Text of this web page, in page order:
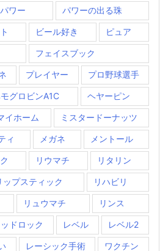
パワー パワーの出る珠
ビール好き ピュア
フェイスブック
プレイヤー プロ野球選手
グロビンA1C ヘヤーピン
イホーム ミスタードーナッツ
ィ メガネ メントール
リウマチ リタリン
ップスティック リハビリ
リュウマチ リンス
ドロック レベル レベル2
レーシック手術 ワクチン